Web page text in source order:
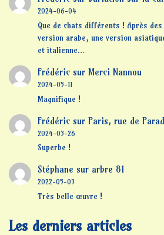
2024-06-04
Que de chats différents ! Après
version arabe, une version
et italienne…
Frédéricsur Merci Nannou
2024-05-11
Magnifique !
Frédéricsur Paris, rue de
2024-03-26
Superbe !
Stéphane sur arbre 81
2022-05-03
Très belle œuvre !
Les derniers articles